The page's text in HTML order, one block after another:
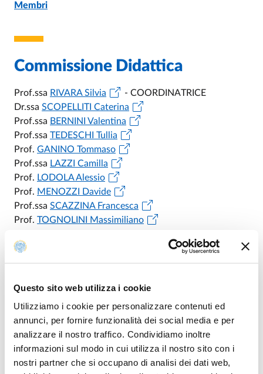
Questo sito web utilizza i cookie
Utilizziamo i cookie per personalizzare contenuti ed
annunci, per fornire funzionalità dei social media e per
analizzare il nostro traffico. Condividiamo inoltre
informazioni sul modo in cui utilizza il nostro sito con i
nostri partner che si occupano di analisi dei dati web,
Membri
Commissione Didattica
Prof.ssa RIVARA Silvia
- COORDINATRICE
Dr.ssa SCOPELLITI Caterina
Prof.ssa BERNINI Valentina
Prof.ssa TEDESCHI Tullia
Prof. GANINO Tommaso
Prof.ssa LAZZI Camilla
Prof. LODOLA Alessio
Prof. MENOZZI Davide
Prof.ssa SCAZZINA Francesca
Prof. TOGNOLINI Massimiliano
Commissione Paritetica
Docenti-Studenti - CPDS
Commissione Paritetica Docenti-Studenti - CPDS